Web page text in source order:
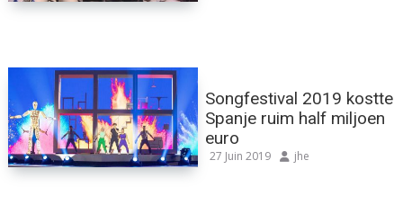
Songfestival 2019 kostte
Spanje ruim half miljoen
euro
27 Juin 2019 jhe